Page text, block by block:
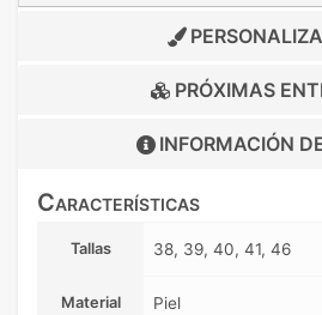
PRÓXIMAS
INFORMACIÓN
Características
Tallas 38, 39, 40, 41, 46
Material Piel